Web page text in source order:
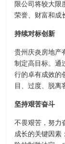
限公司将较大限
荣誉、财富和成
持续对标创新
贵州庆炎房地产
制定高目标。通
行的卓有成效的
目、过度、脱离
坚持艰苦奋斗
不畏艰苦，努力
成长的关键因素